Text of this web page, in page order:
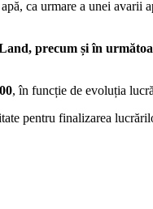
ca urmare a unei
precum și în
, în funcție de evoluția
pentru finalizarea